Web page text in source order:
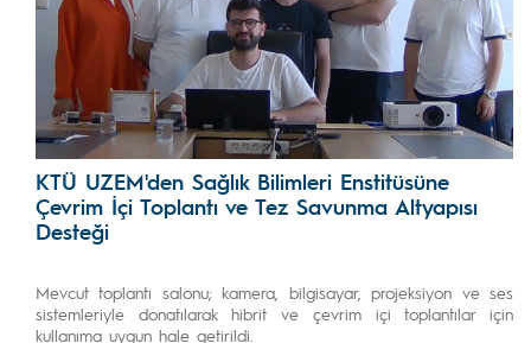
KTÜ UZEM'den Sağlık Bilimleri Enstitüsüne
Çevrim İçi Toplantı ve Tez Savunma Altyapısı
Desteği
Mevcut toplantı salonu; kamera, bilgisayar, projeksiyon ve ses
sistemleriyle donatılarak hibrit ve çevrim içi toplantılar için
kullanıma uygun hale getirildi.